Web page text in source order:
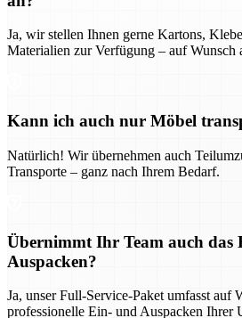
Ja, wir stellen Ihnen gerne Kartons,
Materialien zur Verfügung – auf Wunsch
Kann ich auch nur Möbel
Natürlich! Wir übernehmen auch
Transporte – ganz nach Ihrem Bedarf.
Übernimmt Ihr Team auch das
Auspacken?
Ja, unser Full-Service-Paket umfasst auf
professionelle Ein- und Auspacken Ihrer